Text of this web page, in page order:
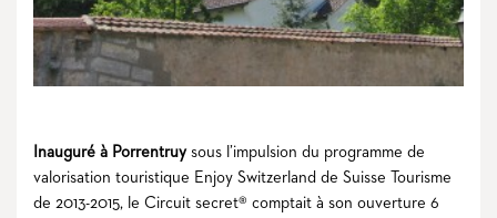
Inauguré à Porrentruysous l’impulsion du programme de
valorisation touristique Enjoy Switzerland de Suisse Tourisme
de 2013-2015, le Circuit secret® comptait à son ouverture 6